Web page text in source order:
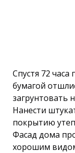
Спустя 72
бумагой
загрунтовать
Нанести
покрытию
Фасад дома
хорошим